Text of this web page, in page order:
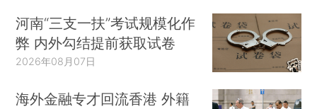
河南“三支一扶”考试规模化作
弊 内外勾结提前获取试卷
2026年08月07日
海外金融专才回流香港 外籍